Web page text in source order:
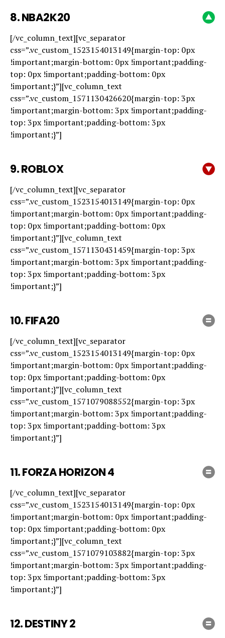
8.NBA2K20
[/vc_column_text][vc_separator
css=”.vc_custom_1523154013149{margin-top: 0px
!important;margin-bottom: 0px !important;padding-
top: 0px !important;padding-bottom: 0px
!important;}”][vc_column_text
css=”.vc_custom_1571130426620{margin-top: 3px
!important;margin-bottom: 3px !important;padding-
top: 3px !important;padding-bottom: 3px
!important;}”]
9.ROBLOX
[/vc_column_text][vc_separator
css=”.vc_custom_1523154013149{margin-top: 0px
!important;margin-bottom: 0px !important;padding-
top: 0px !important;padding-bottom: 0px
!important;}”][vc_column_text
css=”.vc_custom_1571130431459{margin-top: 3px
!important;margin-bottom: 3px !important;padding-
top: 3px !important;padding-bottom: 3px
!important;}”]
10.FIFA20
[/vc_column_text][vc_separator
css=”.vc_custom_1523154013149{margin-top: 0px
!important;margin-bottom: 0px !important;padding-
top: 0px !important;padding-bottom: 0px
!important;}”][vc_column_text
css=”.vc_custom_1571079088552{margin-top: 3px
!important;margin-bottom: 3px !important;padding-
top: 3px !important;padding-bottom: 3px
!important;}”]
11.FORZA HORIZON 4
[/vc_column_text][vc_separator
css=”.vc_custom_1523154013149{margin-top: 0px
!important;margin-bottom: 0px !important;padding-
top: 0px !important;padding-bottom: 0px
!important;}”][vc_column_text
css=”.vc_custom_1571079103882{margin-top: 3px
!important;margin-bottom: 3px !important;padding-
top: 3px !important;padding-bottom: 3px
!important;}”]
12.DESTINY 2